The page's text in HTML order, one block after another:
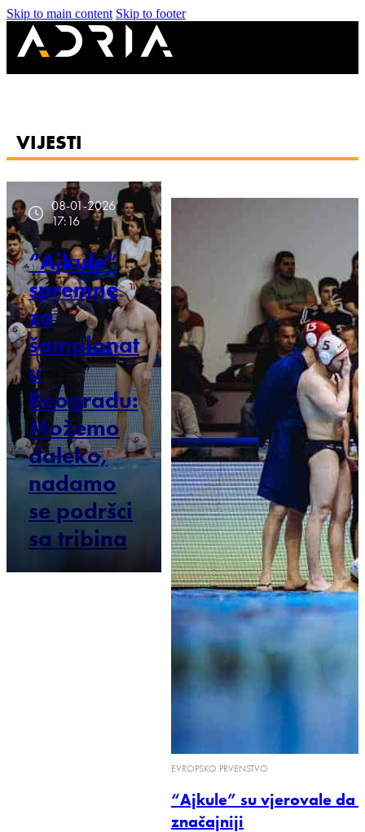
Skip to main content Skip to footer
VIJESTI
08-01-2026
17:16
“Ajkule”
spremne
za
šampionat
u
Beogradu:
Možemo
daleko,
nadamo
se podršci
sa tribina
EVROPSKO PRVENSTVO
“Ajkule” su vjerovale da
značajniji